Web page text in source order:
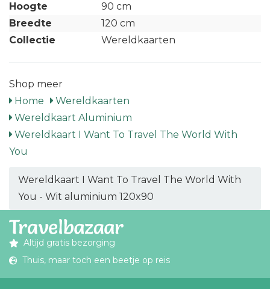
Hoogte
90 cm
Breedte
120 cm
Collectie
Wereldkaarten
Shop meer
Home
Wereldkaarten
Wereldkaart Aluminium
Wereldkaart I Want To Travel The World With
You
Wereldkaart I Want To Travel The World With
You - Wit aluminium 120x90
Altijd gratis bezorging
Thuis, maar toch een beetje op reis